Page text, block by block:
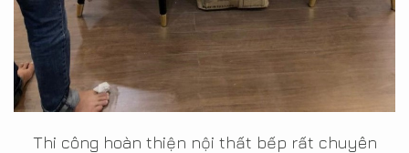
Thi công hoàn thiện nội thất bếp rất chuyên